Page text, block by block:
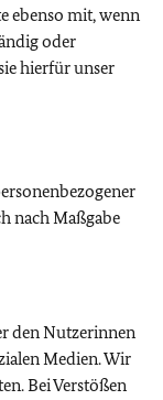
ebenso mit, wenn
oder
hierfür unser
nach Maßgabe
den Nutzerinnen
Medien. Wir
Bei Verstößen